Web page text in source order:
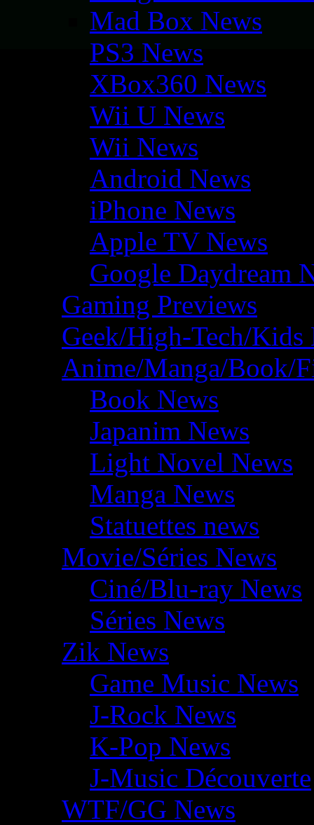
Mad Box News
PS3 News
XBox360 News
Wii U News
Wii News
Android News
iPhone News
Apple TV News
Google Daydream
Gaming Previews
Geek/High-Tech/Kids
Anime/Manga/Book/
Book News
Japanim News
Light Novel News
Manga News
Statuettes news
Movie/Séries News
Ciné/Blu-ray News
Séries News
Zik News
Game Music News
J-Rock News
K-Pop News
J-Music Découverte
WTF/GG News